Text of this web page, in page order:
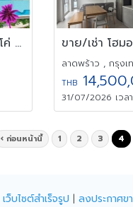
Kave Coco Bangsaen เคฟ โคโค่ บางแสน คอนโดสไตล์รีสอร์ท ใกล้ม.บูรพา
ลาดพร้าว , กรุงเ
THB
31/07/2026 เวล
‹ ก่อนหน้านี้ 1 2 3 4
เว็บไซต์สำเร็จรูป | ลงประกาศข